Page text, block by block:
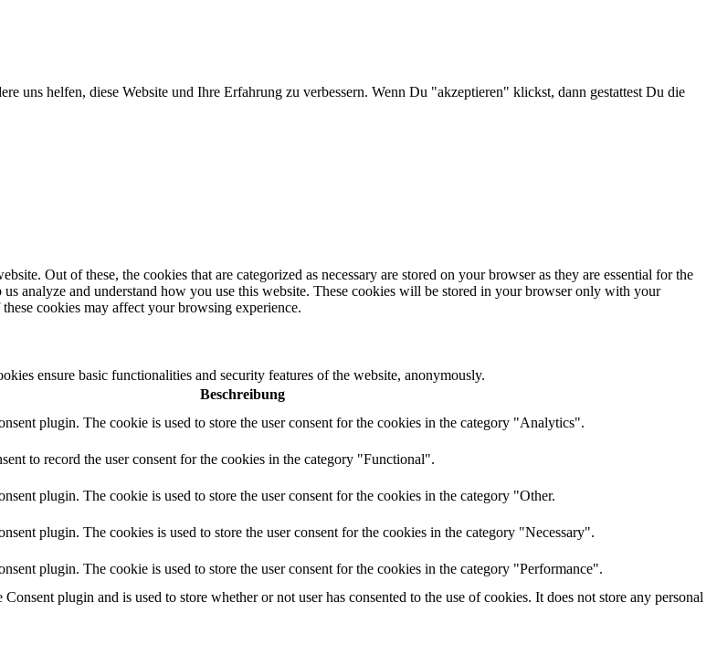
uns helfen, diese Website und Ihre Erfahrung zu verbessern. Wenn Du "akzeptieren" klickst, dann gestattest Du die
Out of these, the cookies that are categorized as necessary are stored on your browser as they are essential for the
analyze and understand how you use this website. These cookies will be stored in your browser only with your
cookies may affect your browsing experience.
ensure basic functionalities and security features of the website, anonymously.
Beschreibung
plugin. The cookie is used to store the user consent for the cookies in the category "Analytics".
to record the user consent for the cookies in the category "Functional".
plugin. The cookie is used to store the user consent for the cookies in the category "Other.
plugin. The cookies is used to store the user consent for the cookies in the category "Necessary".
plugin. The cookie is used to store the user consent for the cookies in the category "Performance".
plugin and is used to store whether or not user has consented to the use of cookies. It does not store any personal